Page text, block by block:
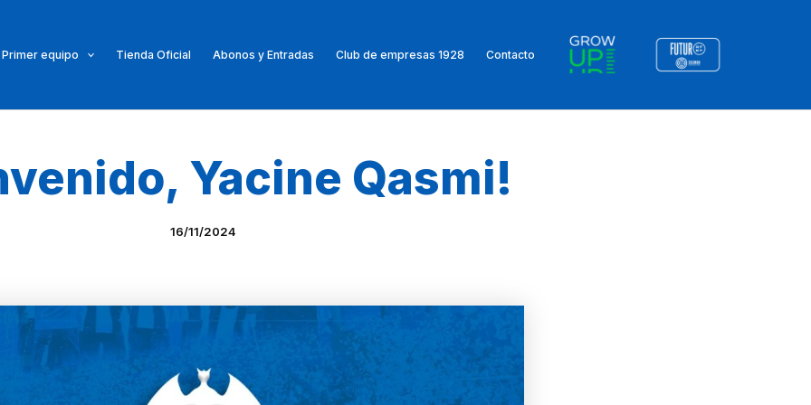
Primer equipo Tienda Oficial Abonos y Entradas Club de empresas 1928 Contacto
Yacine Qasmi!
16/11/2024